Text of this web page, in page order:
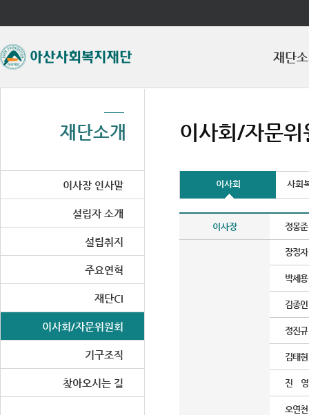
재단
재단소개
이사장 인사말
설립자 소개
설립취지
주요연혁
재단CI
이사회/자문위원회
기구조직
찾아오시는 길
이사회/자문위
이사회 사회
이사장 정몽준
장정자
박세용
김종인
정진규
김태현
진 영
오연천